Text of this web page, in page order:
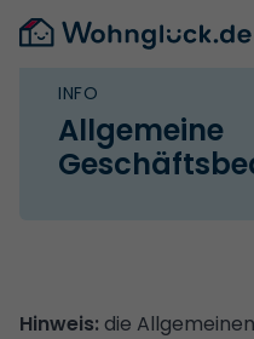
INFO
Allgemeine
Hinweis: die